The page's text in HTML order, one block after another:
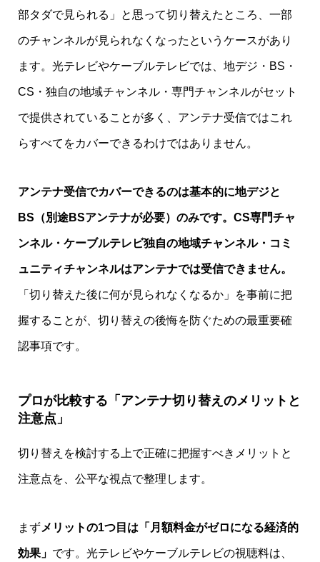
部タダで見られる」と思って切り替えたところ、一部
のチャンネルが見られなくなったというケースがあり
ます。光テレビやケーブルテレビでは、地デジ・BS・
CS・独自の地域チャンネル・専門チャンネルがセット
で提供されていることが多く、アンテナ受信ではこれ
らすべてをカバーできるわけではありません。
アンテナ受信でカバーできるのは基本的に地デジと
BS（別途BSアンテナが必要）のみです。CS専門チャ
ンネル・ケーブルテレビ独自の地域チャンネル・コミ
ュニティチャンネルはアンテナでは受信できません。
「切り替えた後に何が見られなくなるか」を事前に把
握することが、切り替えの後悔を防ぐための最重要確
認事項です。
プロが比較する「アンテナ切り替えのメリットと
注意点」
切り替えを検討する上で正確に把握すべきメリットと
注意点を、公平な視点で整理します。
まずメリットの1つ目は「月額料金がゼロになる経済的
効果」 です。光テレビやケーブルテレビの視聴料は、